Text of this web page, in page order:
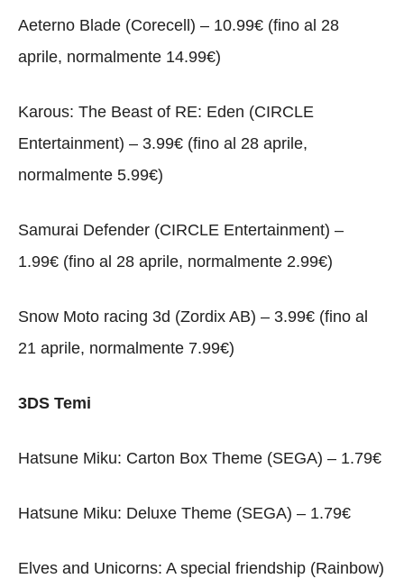
Aeterno Blade (Corecell) – 10.99€ (fino al 28
aprile, normalmente 14.99€)
Karous: The Beast of RE: Eden (CIRCLE
Entertainment) – 3.99€ (fino al 28 aprile,
normalmente 5.99€)
Samurai Defender (CIRCLE Entertainment) –
1.99€ (fino al 28 aprile, normalmente 2.99€)
Snow Moto racing 3d (Zordix AB) – 3.99€ (fino al
21 aprile, normalmente 7.99€)
3DS Temi
Hatsune Miku: Carton Box Theme (SEGA) – 1.79€
Hatsune Miku: Deluxe Theme (SEGA) – 1.79€
Elves and Unicorns: A special friendship (Rainbow)